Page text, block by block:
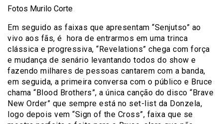
Fotos Murilo Corte
Em seguido as faixas que apresentam “Senjutso” ao
vivo aos fãs, é hora de entrarmos em uma trinca
clássica e progressiva, “Revelations” chega com força
e mudança de senário levantando todos do show e
fazendo milhares de pessoas cantarem com a banda,
em seguida, a primeira conversa com o público e Bruce
chama “Blood Brothers”, a única canção do disco “Brave
New Order” que sempre está no set-list da Donzela,
logo depois vem “Sign of the Cross”, faixa que se